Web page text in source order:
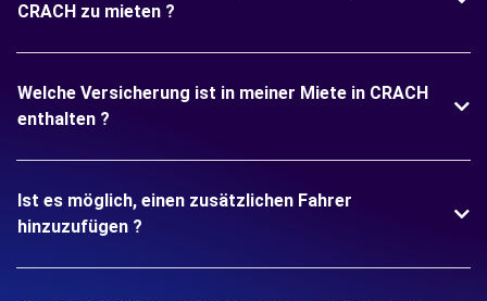
CRACH zu mieten ?
Welche Versicherung ist in meiner Miete in CRACH
enthalten ?
Ist es möglich, einen zusätzlichen Fahrer
hinzuzufügen ?